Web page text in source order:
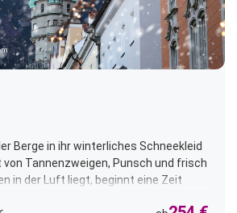
Berge in ihr winterliches Schneekleid
von Tannenzweigen, Punsch und frisch
in der Luft liegt, beginnt eine Zeit
Erleben Sie den Advent